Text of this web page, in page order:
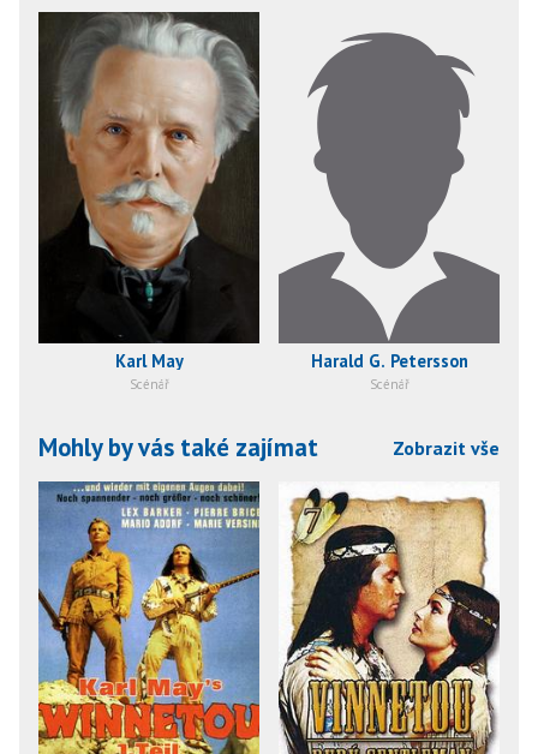
Karl May
Scénář
Harald G. Petersson
Scénář
Mohly by vás také zajímat Zobrazit vše